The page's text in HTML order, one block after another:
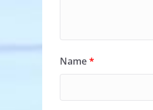
Name*